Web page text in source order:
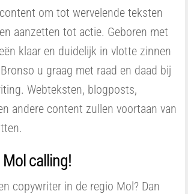
om tot wervelende teksten
aanzetten tot actie. Geboren met
klaar en duidelijk in vlotte zinnen
u graag met raad en daad bij
Webteksten, blogposts,
andere content zullen voortaan van
calling!
copywriter in de regio Mol? Dan